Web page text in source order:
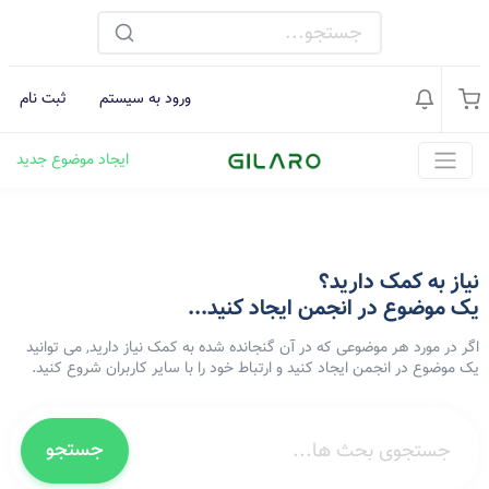
ورود به سیستم ثبت نام
ایجاد موضوع جدید
نیاز به کمک دارید؟
یک موضوع در انجمن ایجاد کنید...
اگر در مورد هر موضوعی که در آن گنجانده شده به کمک نیاز دارید, می توانید
یک موضوع در انجمن ایجاد کنید و ارتباط خود را با سایر کاربران شروع کنید.
جستجو